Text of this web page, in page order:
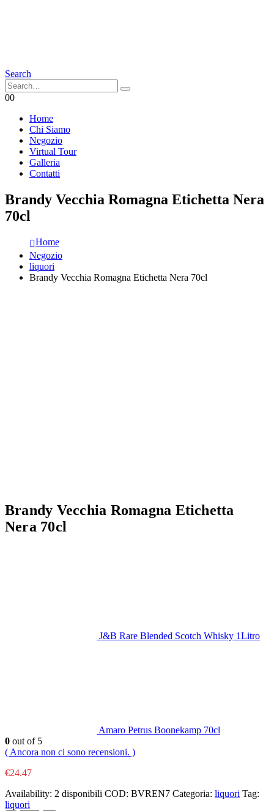
Search
00
Home
Chi Siamo
Negozio
Virtual Tour
Galleria
Contatti
Brandy Vecchia Romagna Etichetta Nera
70cl
Home
Negozio
liquori
Brandy Vecchia Romagna Etichetta Nera 70cl
Brandy Vecchia Romagna Etichetta
Nera 70cl
J&B Rare Blended Scotch Whisky 1Litro
Amaro Petrus Boonekamp 70cl
0 out of 5
( Ancora non ci sono recensioni. )
€24.47
Availability: 2 disponibili COD: BVREN7 Categoria: liquori Tag:
liquori